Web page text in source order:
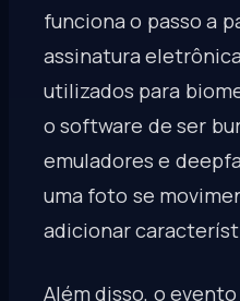
funciona o passo a
assinatura
utilizados para
o software de ser
emuladores e
uma foto se
adicionar
Além disso, o